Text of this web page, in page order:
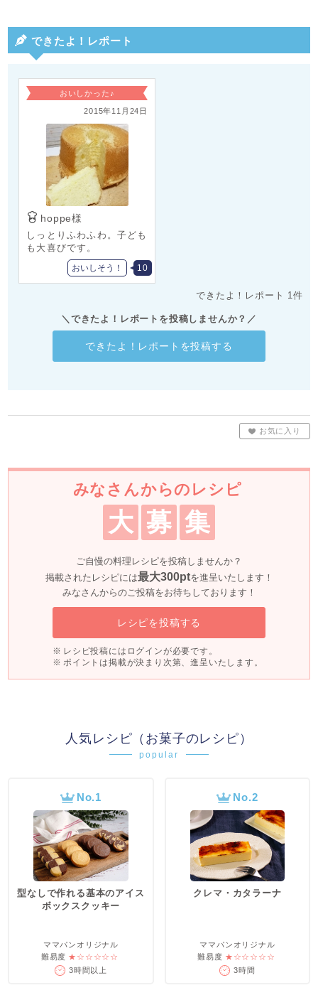
できたよ！レポート
おいしかった♪
2015年11月24日
hoppe様
しっとりふわふわ。子ども
も大喜びです。
おいしそう！ 10
できたよ！レポート 1件
＼できたよ！レポートを投稿しませんか？／
できたよ！レポートを投稿する
お気に入り
みなさんからのレシピ
大 募 集
ご自慢の料理レシピを投稿しませんか？
掲載されたレシピには最大300ptを進呈いたします！
みなさんからのご投稿をお待ちしております！
レシピを投稿する
レシピ投稿にはログインが必要です。
ポイントは掲載が決まり次第、進呈いたします。
人気レシピ（お菓子のレシピ）
popular
No.1
型なしで作れる基本のアイス
ボックスクッキー
ママパンオリジナル
難易度 ★☆☆☆☆☆
3時間以上
No.2
クレマ・カタラーナ
ママパンオリジナル
難易度 ★☆☆☆☆☆
3時間